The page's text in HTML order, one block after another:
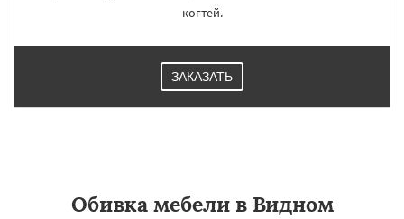
когтей.
ЗАКАЗАТЬ
Обивка мебели в Видном